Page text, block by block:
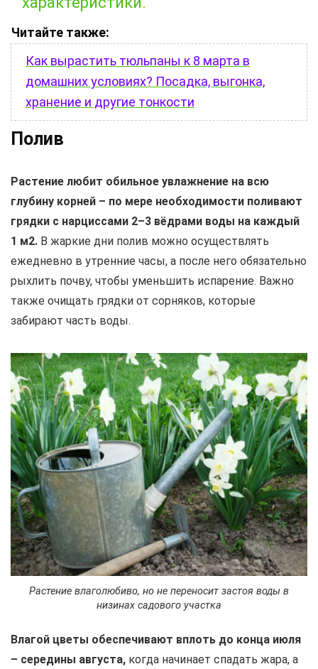
Читайте также:
Как вырастить тюльпаны к 8 марта в
домашних условиях? Посадка, выгонка,
хранение и другие тонкости
Полив
Растение любит обильное увлажнение на всю
глубину корней – по мере необходимости поливают
грядки с нарциссами 2–3 вёдрами воды на каждый
1 м2. В жаркие дни полив можно осуществлять
ежедневно в утренние часы, а после него обязательно
рыхлить почву, чтобы уменьшить испарение. Важно
также очищать грядки от сорняков, которые
забирают часть воды.
Растение влаголюбиво, но не переносит застоя воды в
низинах садового участка
Влагой цветы обеспечивают вплоть до конца июля
– середины августа, когда начинает спадать жара, а